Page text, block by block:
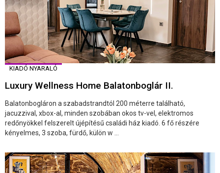
KIADÓ NYARALÓ
Luxury Wellness Home Balatonboglár II.
Balatonbogláron a szabadstrandtól 200 méterre található,
jacuzzival, xbox-al, minden szobában okos tv-vel, elektromos
redőnyökkel felszerelt újépítésű családi ház kiadó. 6 fő részére
kényelmes, 3 szoba, fürdő, külön w ...